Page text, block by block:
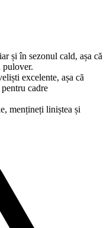
și în sezonul cald, așa că
pulover.
excelente, așa că
cadre
mențineți liniștea și